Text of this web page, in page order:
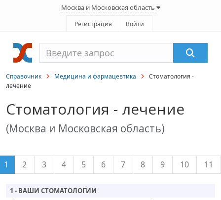
Москва и Московская область
Регистрация Войти
Справочник Медицина и фармацевтика
Стоматология -
лечение
Стоматология - лечение
(Москва и Московская область)
1 2 3 4 5 6 7 8 9 10 11
1 - ВАШИ СТОМАТОЛОГИИ